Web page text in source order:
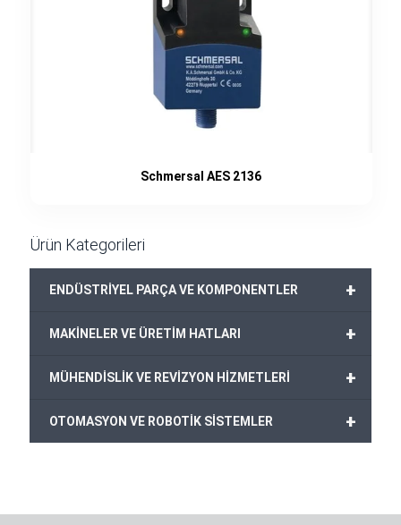
Schmersal AES 2136
Ürün Kategorileri
+
ENDÜSTRİYEL PARÇA VE KOMPONENTLER
+
MAKİNELER VE ÜRETİM HATLARI
+
MÜHENDİSLİK VE REVİZYON HİZMETLERİ
+
OTOMASYON VE ROBOTİK SİSTEMLER